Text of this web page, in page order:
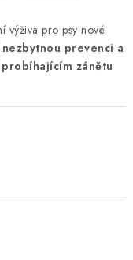
obchodu
výživa pro psy nové
nezbytnou prevenci a
zánětu